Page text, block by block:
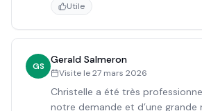
Utile
GS
Gerald Salmeron
Visite le27 mars 2026
Christelle a été très
notre demande et d’une grande